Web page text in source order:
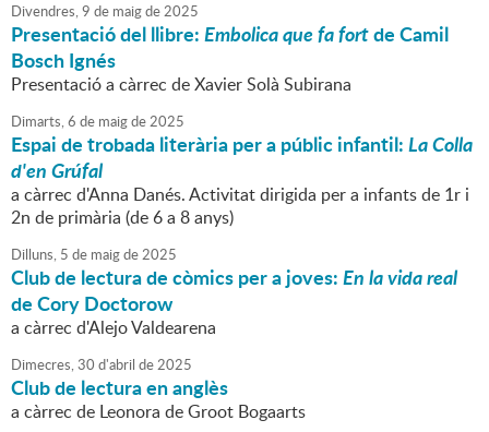
Divendres,9 de maigde2025
Presentació del llibre:Embolica que fa fortde Camil
Bosch Ignés
Presentació a càrrec de Xavier Solà Subirana
Dimarts,6 de maigde2025
Espai de trobada literària per a públic infantil:La Colla
d'en Grúfal
a càrrec d'Anna Danés. Activitat dirigida per a infants de 1r i
2n de primària (de 6 a 8 anys)
Dilluns, 5 de maigde2025
Club de lectura de còmics per a joves:En la vida real
de Cory Doctorow
a càrrec d'Alejo Valdearena
Dimecres,30 d'abril de2025
Club de lectura en anglès
a càrrec de Leonora de Groot Bogaarts